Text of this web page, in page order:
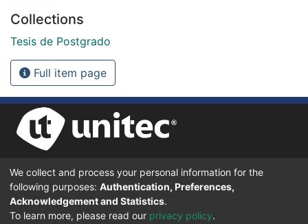
Collections
Tesis de Postgrado
Full item page
UNIVERSIDAD TECNOLÓGICA CENTROAMERICANA UNITEC
BOULEVARD KENNEDY, V-782, FRENTE A RESIDENCIAL HONDURAS.
TEGUCIGALPA, FRANCISCO MORAZÁN, 11101
We collect and process your personal information for the
following purposes: Authentication, Preferences,
Acknowledgement and Statistics.
To learn more, please read our privacy policy.